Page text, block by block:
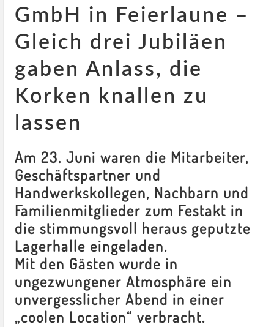
GmbH in Feierlaune –
Gleich drei Jubiläen
gaben Anlass, die
Korken knallen zu
lassen
Am 23. Juni waren die Mitarbeiter,
Geschäftspartner und
Handwerkskollegen, Nachbarn und
Familienmitglieder zum Festakt in
die stimmungsvoll heraus geputzte
Lagerhalle eingeladen.
Mit den Gästen wurde in
ungezwungener Atmosphäre ein
unvergesslicher Abend in einer
„coolen Location“ verbracht.